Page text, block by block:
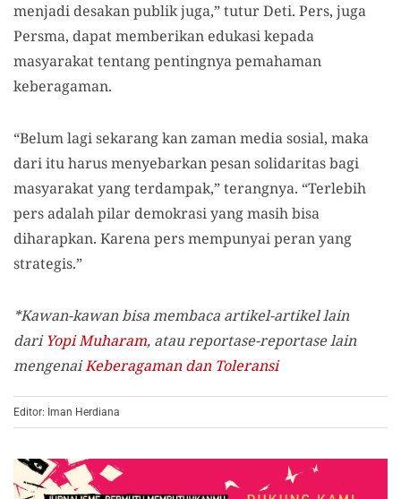
menjadi desakan publik juga,” tutur Deti. Pers, juga
Persma, dapat memberikan edukasi kepada
masyarakat tentang pentingnya pemahaman
keberagaman.
“Belum lagi sekarang kan zaman media sosial, maka
dari itu harus menyebarkan pesan solidaritas bagi
masyarakat yang terdampak,” terangnya. “Terlebih
pers adalah pilar demokrasi yang masih bisa
diharapkan. Karena pers mempunyai peran yang
strategis.”
*Kawan-kawan bisa membaca artikel-artikel lain
dariYopi Muharam, atau reportase-reportase lain
mengenaiKeberagaman dan Toleransi
Editor: Iman Herdiana